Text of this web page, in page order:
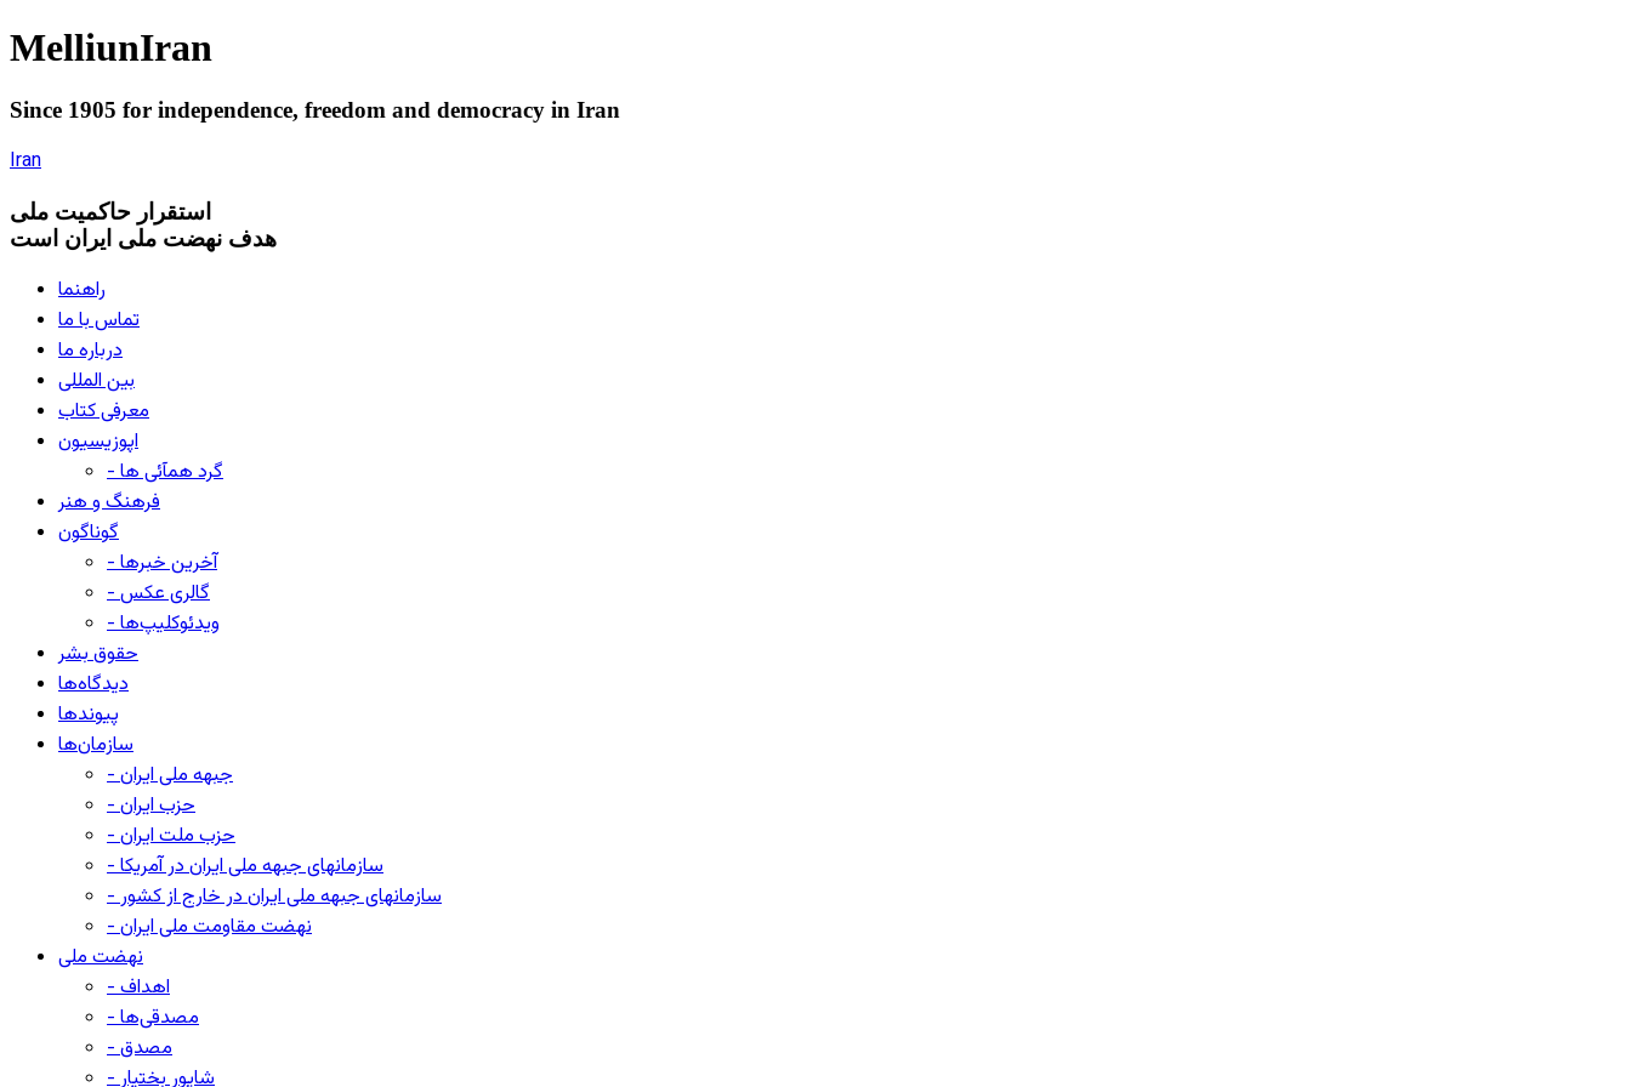
MelliunIran
Since 1905 for independence, freedom and democracy in Iran
Iran
استقرار حاکميت ملی
هدف نهضت ملی ایران است
راهنما
تماس با ما
درباره ما
بین المللی
معرفی کتاب
اپوزیسیون
- گرد همآئی ها
فرهنگ و هنر
گوناگون
- آخرین خبرها
- گالری عکس
- ویدئوکلیپ‌ها
حقوق بشر
دیدگاه‌ها
پیوندها
سازمان‌ها
- جبهه ملی ایران
- حزب ایران
- حزب ملت ایران
- سازمانهای جبهه ملی ایران در آمریکا
- سازمانهای جبهه ملی ایران در خارج از کشور
- نهضت مقاومت ملی ایران
نهضت ملی
- اهداف
- مصدقی‌ها
- مصدق
- شاپور بختیار